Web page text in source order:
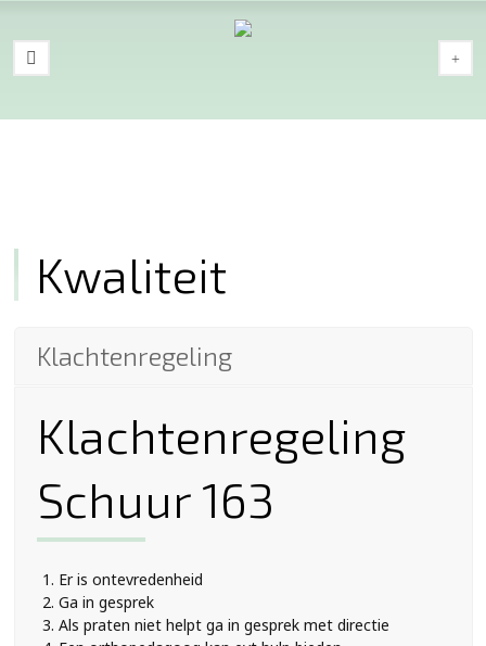
Kwaliteit
Klachtenregeling
Klachtenregeling
Schuur 163
Er is ontevredenheid
Ga in gesprek
Als praten niet helpt ga in gesprek met directie